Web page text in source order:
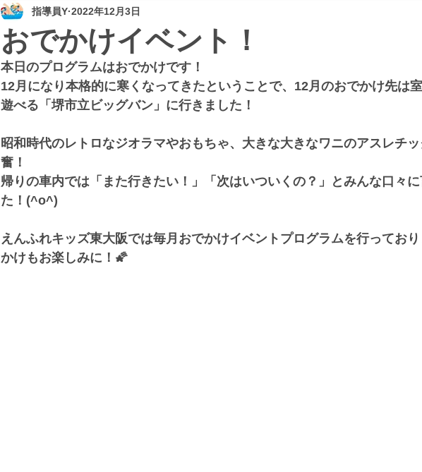
おでかけイベント！
指導員Y 2022年12月3日
本日のプログラムはおでかけです！
12月になり本格的に寒くなってきたということで、12月のおでかけ先は
遊べる「堺市立ビッグバン」に行きました！
昭和時代のレトロなジオラマやおもちゃ、大きな大きなワニのアスレチ
奮！
帰りの車内では「また行きたい！」「次はいついくの？」とみんな口々
た！(^o^)
えんふれキッズ東大阪では毎月おでかけイベントプログラムを行ってお
かけもお楽しみに！🌠